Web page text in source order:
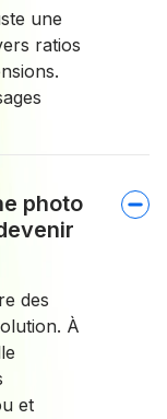
une
ratios
photo
des
À
et